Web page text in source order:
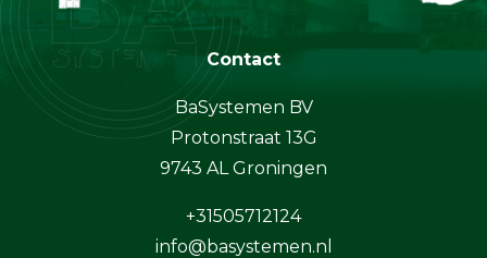
Contact
BaSystemen BV
Protonstraat 13G
9743 AL Groningen
+31505712124
info@basystemen.nl